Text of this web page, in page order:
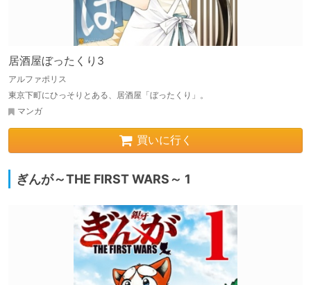
居酒屋ぼったくり3
アルファポリス
東京下町にひっそりとある、居酒屋「ぼったくり」。
マンガ
買いに行く
ぎんが～THE FIRST WARS～ 1